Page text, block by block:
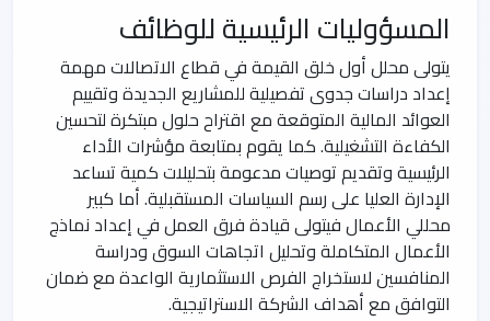
المسؤوليات الرئيسية للوظائف
يتولى محلل أول خلق القيمة في قطاع الاتصالات مهمة
إعداد دراسات جدوى تفصيلية للمشاريع الجديدة وتقييم
العوائد المالية المتوقعة مع اقتراح حلول مبتكرة لتحسين
الكفاءة التشغيلية. كما يقوم بمتابعة مؤشرات الأداء
الرئيسية وتقديم توصيات مدعومة بتحليلات كمية تساعد
الإدارة العليا على رسم السياسات المستقبلية. أما كبير
محللي الأعمال فيتولى قيادة فرق العمل في إعداد نماذج
الأعمال المتكاملة وتحليل اتجاهات السوق ودراسة
المنافسين لاستخراج الفرص الاستثمارية الواعدة مع ضمان
التوافق مع أهداف الشركة الاستراتيجية.